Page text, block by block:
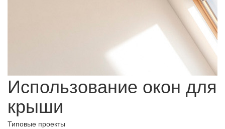
Использование окон для
крыши
Типовые проекты